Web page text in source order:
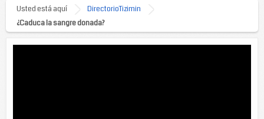
Usted está aquí
DirectorioTizimin
¿Caduca la sangre donada?